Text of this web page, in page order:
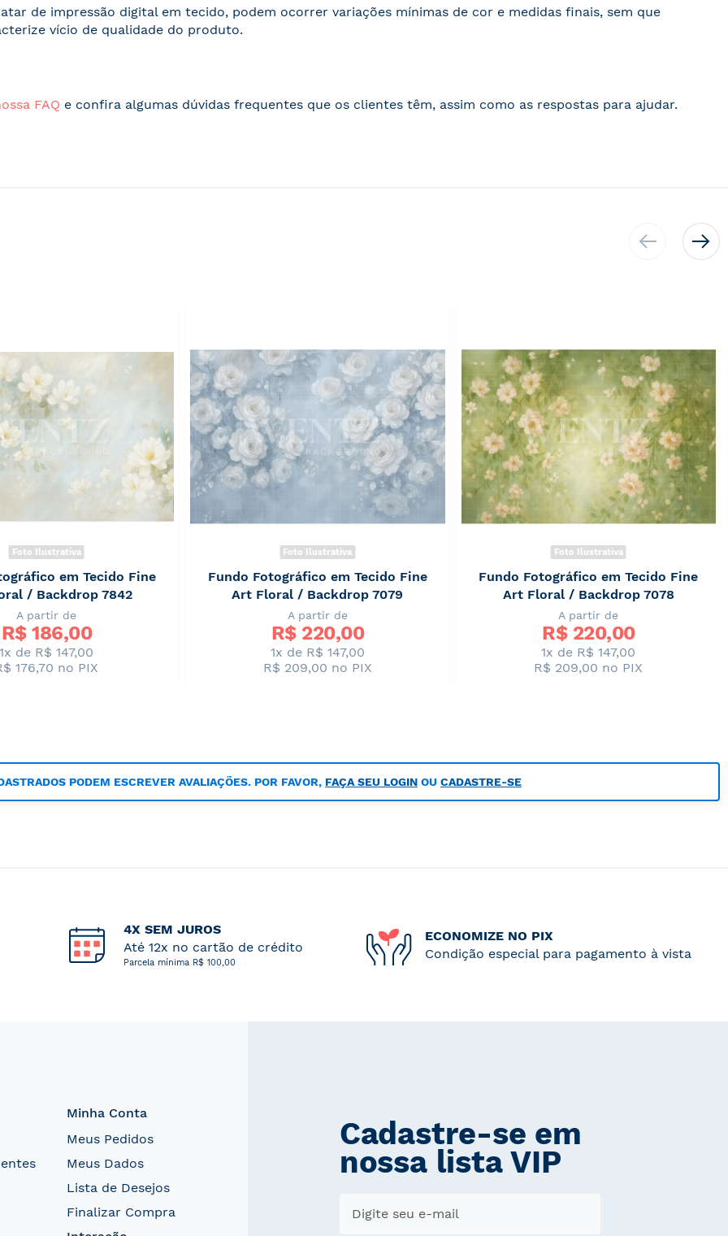
de impressão digital em tecido, podem ocorrer variações mínimas de cor e medidas finais, sem que
vício de qualidade do produto.
FAQ e confira algumas dúvidas frequentes que os clientes têm, assim como as respostas para ajudar.
Foto Ilustrativa
em Tecido Fine
/ Backdrop 7842
A partir de
R$ 186,00
1x de R$ 147,00
176,70 no PIX
Foto Ilustrativa
Fundo Fotográfico em Tecido Fine
Art Floral / Backdrop 7079
A partir de
R$ 220,00
1x de R$ 147,00
R$ 209,00 no PIX
Foto Ilustrativa
Fundo Fotográfico em Tecido Fine
Art Floral / Backdrop 7078
A partir de
R$ 220,00
1x de R$ 147,00
R$ 209,00 no PIX
PODEM ESCREVER AVALIAÇÕES. POR FAVOR, FAÇA SEU LOGIN OU CADASTRE-SE
4X SEM JUROS
Até 12x no cartão de crédito
Parcela mínima R$ 100,00
ECONOMIZE NO PIX
Condição especial para pagamento à vista
Minha Conta
Meus Pedidos
Meus Dados
Lista de Desejos
Finalizar Compra
Cadastre-se em
nossa lista VIP